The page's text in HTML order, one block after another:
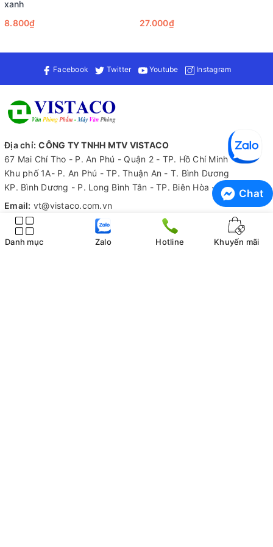
xanh
8.800₫
27.000₫
Facebook Twitter Youtube Instagram
Địa chỉ: CÔNG TY TNHH MTV VISTACO
67 Mai Chí Tho - P. An Phú - Quận 2 - TP. Hồ Chí Minh
Khu phố 1A- P. An Phú - TP. Thuận An - T. Bình Dương
KP. Bình Dương - P. Long Bình Tân - TP. Biên Hòa - T. Đồng Nai
Email: vt@vistaco.com.vn
Điện thoại:
0918579802
Zalo: 0918579802
Danh mục Zalo Hotline Khuyến mãi
Chat